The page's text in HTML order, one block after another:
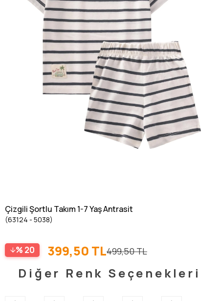
Çizgili Şortlu Takım 1-7 Yaş Antrasit
(63124 - 5038)
20 499,50 TL
399,50 TL
Diğer Renk Seçenekleri